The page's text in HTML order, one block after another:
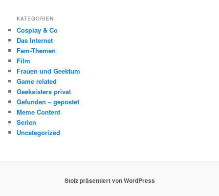
KATEGORIEN
Cosplay & Co
Das Internet
Fem-Themen
Film
Frauen und Geektum
Game related
Geeksisters privat
Gefunden – gepostet
Meme Content
Serien
Uncategorized
Stolz präsentiert von WordPress